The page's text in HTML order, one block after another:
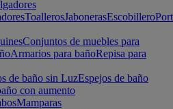
ToallerosJabonerasEscobillero
Conjuntos de muebles para
Armarios para bañoRepisa para
de baño sin LuzEspejos de baño
con aumento
Mamparas